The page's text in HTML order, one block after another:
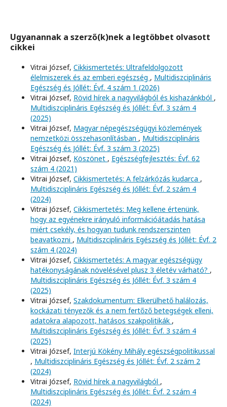
Ugyanannak a szerző(k)nek a legtöbbet olvasott
cikkei
Vitrai József, Cikkismertetés: Ultrafeldolgozott
élelmiszerek és az emberi egészség , Multidiszciplináris
Egészség és Jóllét: Évf. 4 szám 1 (2026)
Vitrai József, Rövid hírek a nagyvilágból és kishazánkból ,
Multidiszciplináris Egészség és Jóllét: Évf. 3 szám 4
(2025)
Vitrai József, Magyar népegészségügyi közlemények
nemzetközi összehasonlításban , Multidiszciplináris
Egészség és Jóllét: Évf. 3 szám 3 (2025)
Vitrai József, Köszönet , Egészségfejlesztés: Évf. 62
szám 4 (2021)
Vitrai József, Cikkismertetés: A felzárkózás kudarca ,
Multidiszciplináris Egészség és Jóllét: Évf. 2 szám 4
(2024)
Vitrai József, Cikkismertetés: Meg kellene értenünk,
hogy az egyénekre irányuló információátadás hatása
miért csekély, és hogyan tudunk rendszerszinten
beavatkozni , Multidiszciplináris Egészség és Jóllét: Évf. 2
szám 4 (2024)
Vitrai József, Cikkismertetés: A magyar egészségügy
hatékonyságának növelésével plusz 3 életév várható? ,
Multidiszciplináris Egészség és Jóllét: Évf. 3 szám 4
(2025)
Vitrai József, Szakdokumentum: Elkerülhető halálozás,
kockázati tényezők és a nem fertőző betegségek elleni,
adatokra alapozott, hatásos szakpolitikák ,
Multidiszciplináris Egészség és Jóllét: Évf. 3 szám 4
(2025)
Vitrai József, Interjú Kökény Mihály egészségpolitikussal
, Multidiszciplináris Egészség és Jóllét: Évf. 2 szám 2
(2024)
Vitrai József, Rövid hírek a nagyvilágból ,
Multidiszciplináris Egészség és Jóllét: Évf. 2 szám 4
(2024)